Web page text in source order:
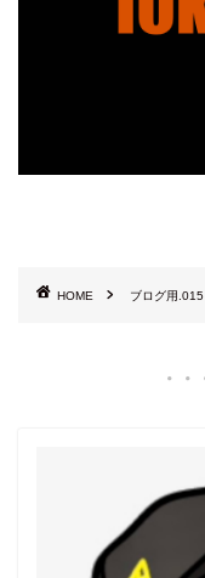
HOME ブログ用.015